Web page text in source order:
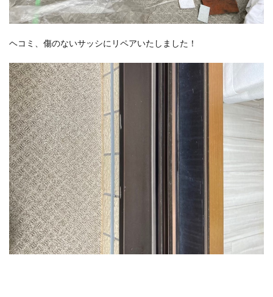
ヘコミ、傷のないサッシにリペアいたしました！